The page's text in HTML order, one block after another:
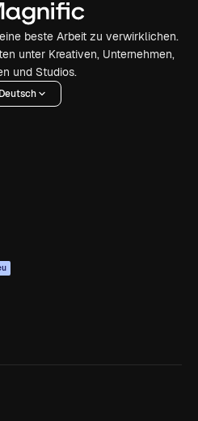
beste Arbeit zu verwirklichen.
unter Kreativen, Unternehmen,
und Studios.
Deutsch